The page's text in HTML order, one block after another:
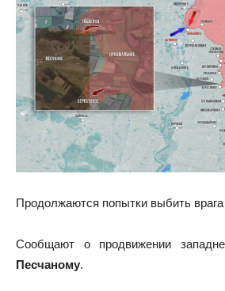
Продолжаются попытки выбить врага
Сообщают о продвижении
Песчаному.